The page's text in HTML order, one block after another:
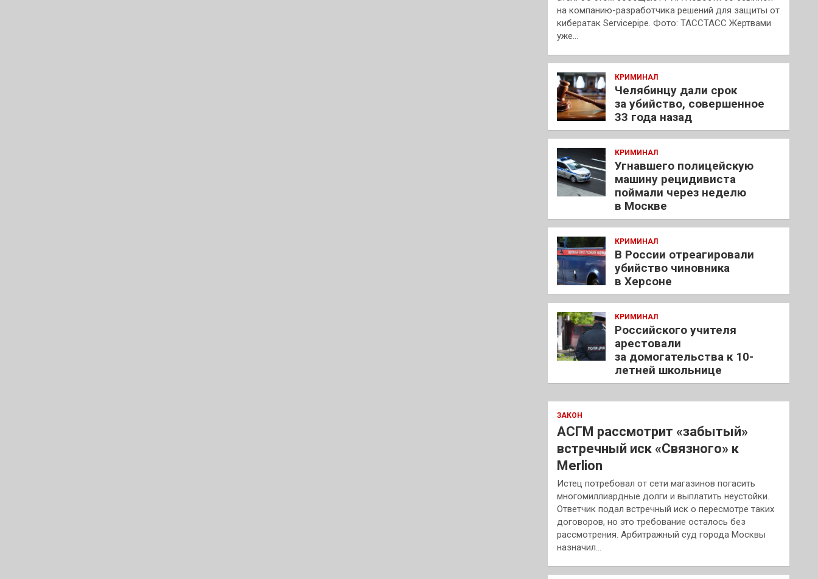
на компанию-разработчика решений для защиты от
кибератак Servicepipe. Фото: ТАССТАСС Жертвами
уже…
КРИМИНАЛ
Челябинцу дали срок
за убийство, совершенное
33 года назад
КРИМИНАЛ
Угнавшего полицейскую
машину рецидивиста
поймали через неделю
в Москве
КРИМИНАЛ
В России отреагировали
убийство чиновника
в Херсоне
КРИМИНАЛ
Российского учителя
арестовали
за домогательства к 10-
летней школьнице
ЗАКОН
АСГМ рассмотрит «забытый»
встречный иск «Связного» к
Merlion
Истец потребовал от сети магазинов погасить
многомиллиардные долги и выплатить неустойки.
Ответчик подал встречный иск о пересмотре таких
договоров, но это требование осталось без
рассмотрения. Арбитражный суд города Москвы
назначил…